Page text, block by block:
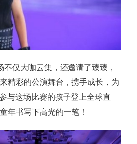
仅大咖云集，还邀请了臻臻，
精彩的公演舞台，携手成长，为
与这场比赛的孩子登上全球直
年书写下高光的一笔！